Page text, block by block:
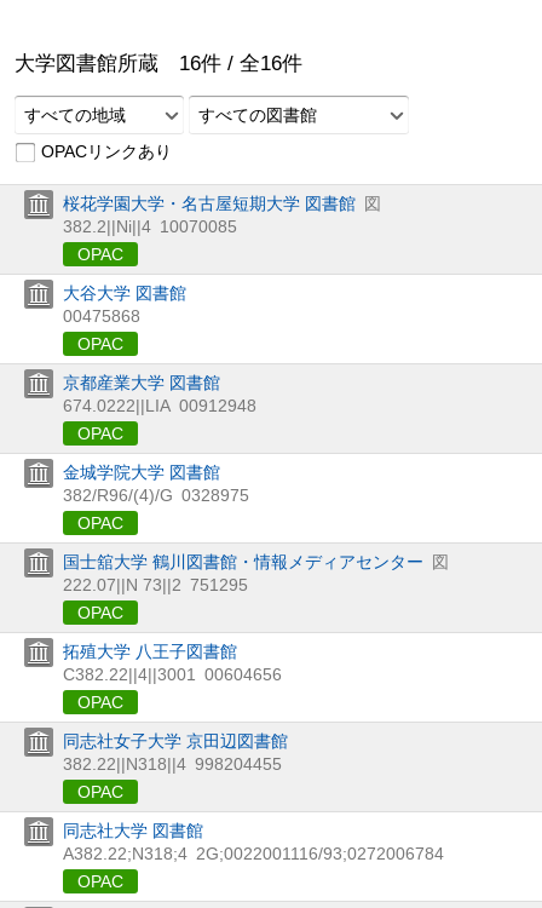
大学図書館所蔵 16件 / 全16件
すべての地域
すべての図書館
OPACリンクあり
桜花学園大学・名古屋短期大学 図書館 図
382.2||Ni||4 10070085
OPAC
大谷大学 図書館
00475868
OPAC
京都産業大学 図書館
674.0222||LIA 00912948
OPAC
金城学院大学 図書館
382/R96/(4)/G 0328975
OPAC
国士舘大学 鶴川図書館・情報メディアセンター 図
222.07||N 73||2 751295
OPAC
拓殖大学 八王子図書館
C382.22||4||3001
00604656
OPAC
同志社女子大学 京田辺図書館
382.22||N318||4 998204455
OPAC
同志社大学 図書館
A382.22;N318;4 2G;0022001116/93;0272006784
OPAC